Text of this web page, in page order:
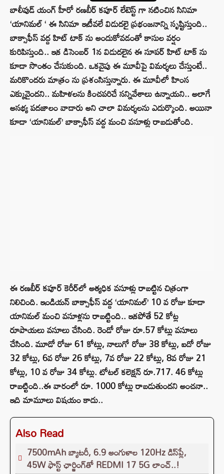
బాలీవుడ్ యంగ్ హీరో రణబీర్ కపూర్ లేటెస్ట్ గా నటించిన సినిమా
‘యానిమల్ ‘ ఈ సినిమా ఇటీవలే విడుదలై ప్రభంజనాన్ని సృష్టిస్తుంది..
బాక్సాఫీస్ వద్ద హిట్ టాక్ ను అందుకోవడంతో కాసుల వర్షం
కురిపిస్తుంది.. ఇక డిసెంబర్ 1న విడుదలైన ఈ సూపర్ హిట్ టాక్ ను
కూడా సొంతం చేసుకుంది. ఒకవైపు ఈ మూవీపై విమర్శలు చేస్తుంటే..
మరికొందరు మాత్రం ను ప్రశంసిస్తున్నారు. ఈ మూవీలో హింస
ఎక్కువైందని.. మహిళలను కించపరిచే సన్నివేశాలు ఉన్నాయని.. అలాగే
అసభ్య పదజాలం వాడారు అని చాలా విమర్శలను ఎదుర్కొంది. అయినా
కూడా ‘యానిమల్’ బాక్సాఫీస్ వద్ద మంచి వసూళ్లు రాబడుతోంది.
ఈ రణబీర్ కపూర్ కెరీర్‌లో అత్యధిక వసూళ్లు రాబట్టిన చిత్రంగా
నిలిచింది. ఇండియన్ బాక్సాఫీస్ వద్ద ‘యానిమల్’ 10 వ రోజు కూడా
యానిమల్ మంచి వసూళ్లను రాబట్టింది.. ఇకపోతే 52 కోట్ల
రూపాయలు వసూలు చేసింది. రెండో రోజు రూ.57 కోట్లు వసూలు
చేసింది. మూడో రోజు 61 కోట్లు, నాలుగో రోజు 38 కోట్లు, ఐదో రోజు
32 కోట్లు, 6వ రోజు 26 కోట్లు, 7వ రోజు 22 కోట్లు, 8వ రోజు 21
కోట్లు, 10 వ రోజు 34 కోట్లు. టోటల్ కలెక్షన్ రూ.717. 46 కోట్లు
రాబట్టింది..ఈ వారంలో రూ. 1000 కోట్లు రాబడుతుందని అంచనా..
ఇది మామూలు విషయం కాదు..
Also Read
7500mAh బ్యాటరీ, 6.9 అంగుళాల 120Hz డిస్‌ప్లే,
45W ఫాస్ట్ ఛార్జింగ్‌తో REDMI 17 5G లాంచ్..!